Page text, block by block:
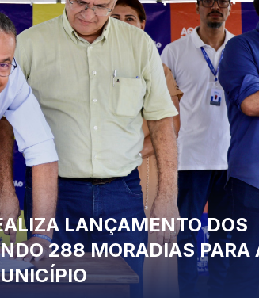
LANÇAMENTO DOS
288 MORADIAS PARA